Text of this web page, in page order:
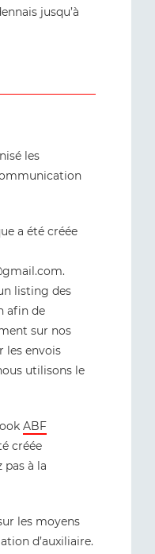
jusqu’à
les
a été créée
listing des
afin de
sur nos
les envois
utilisons le
ABF
créée
pas à la
les moyens
d’auxiliaire.